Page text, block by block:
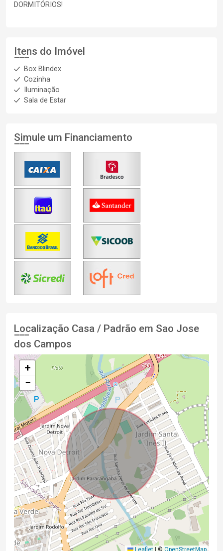
DORMITÓRIOS!
Itens do Imóvel
Box Blindex
Cozinha
Iluminação
Sala de Estar
Simule um Financiamento
Localização Casa / Padrão em Sao Jose
dos Campos
+
−
Leaflet © OpenStreetMap